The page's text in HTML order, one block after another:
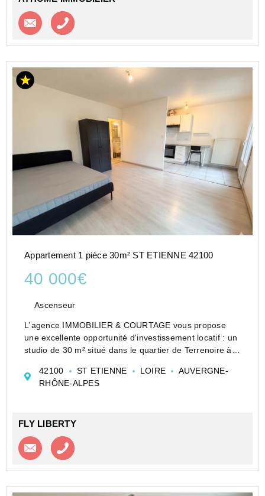
Contacter l'agence
Appartement 1 pièce 30m² ST ETIENNE 42100
40 000€
Ascenseur
L'agence IMMOBILIER & COURTAGE vous propose
une excellente opportunité d'investissement locatif : un
studio de 30 m² situé dans le quartier de Terrenoire à
exceptionnel de plus de 11 %.
42100 ST ETIENNE LOIRE
AUVERGNE-
RHÔNE-ALPES
FLY LIBERTY
Contacter l'agence